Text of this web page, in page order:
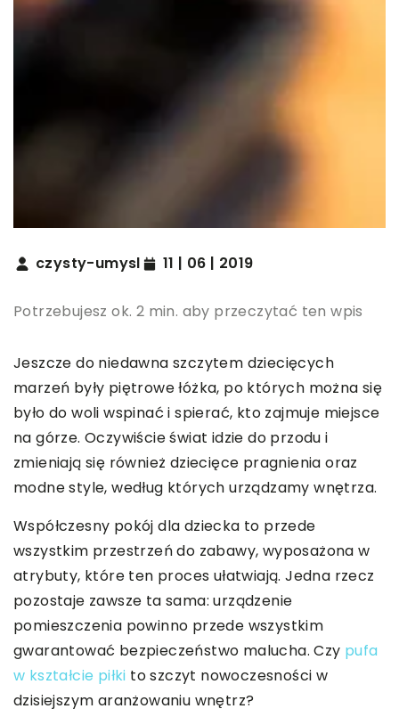
czysty-umysl 11 | 06 | 2019
Potrzebujesz ok. 2 min. aby przeczytać ten wpis
Jeszcze do niedawna szczytem dziecięcych
marzeń były piętrowe łóżka, po których można się
było do woli wspinać i spierać, kto zajmuje miejsce
na górze. Oczywiście świat idzie do przodu i
zmieniają się również dziecięce pragnienia oraz
modne style, według których urządzamy wnętrza.
Współczesny pokój dla dziecka to przede
wszystkim przestrzeń do zabawy, wyposażona w
atrybuty, które ten proces ułatwiają. Jedna rzecz
pozostaje zawsze ta sama: urządzenie
pomieszczenia powinno przede wszystkim
gwarantować bezpieczeństwo malucha. Czy pufa
w kształcie piłki to szczyt nowoczesności w
dzisiejszym aranżowaniu wnętrz?